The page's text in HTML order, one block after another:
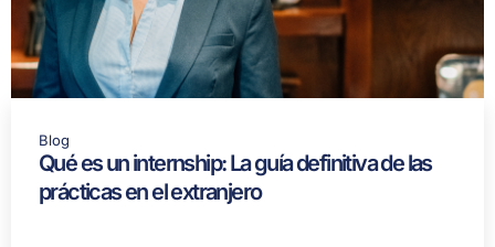
Blog
Qué es un internship: La guía definitiva de las
prácticas en el extranjero